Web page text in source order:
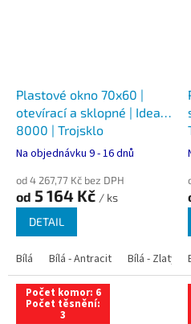
Plastové okno 70x60 |
otevírací a sklopné | Ideal
8000 | Trojsklo
Na objednávku 9 - 16 dnů
od 4 267,77 Kč bez DPH
od 5 164 Kč / ks
DETAIL
Bílá Bílá - Antracit Bílá - Zlatý
Počet komor: 6
Počet těsnění:
3